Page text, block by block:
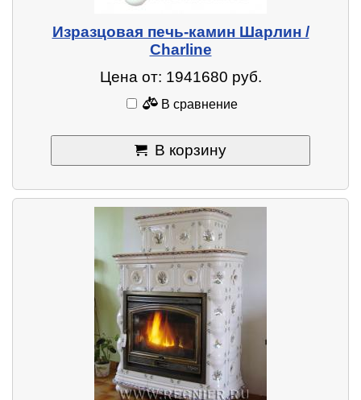
Изразцовая печь-камин Шарлин /
Charline
Цена от: 1941680 руб.
В сравнение
В корзину